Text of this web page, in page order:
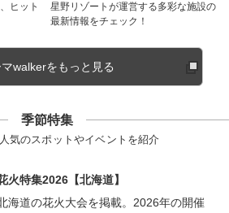
ヒット
星野リゾートが運営する多彩な施設の
最新情報をチェック！
walkerをもっと見る
季節特集
気のスポットやイベントを紹介
火特集2026【北海道】
海道の花火大会を掲載。2026年の開催